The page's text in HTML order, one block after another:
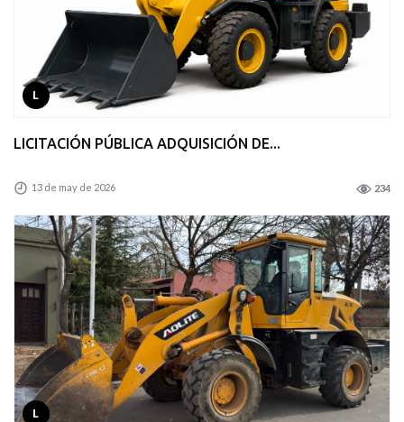
L
LICITACIÓN PÚBLICA ADQUISICIÓN DE...
13 de may de 2026 234
L